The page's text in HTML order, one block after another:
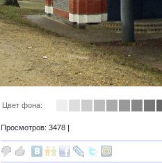
Цвет фона:
Просмотров: 3478 |